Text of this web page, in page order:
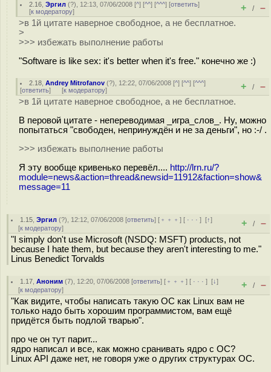
2.16 ,Эргил (?), 12:13, 07/06/2008 [^] [^^] [^^^] [ответить]
[к модератору] + / –
>в 1й цитате наверное свободное, а не бесплатное.
>
>>> избежать выполнение работы
"Software is like sex: it's better when it's free." конечно же :)
2.18 ,Andrey Mitrofanov (?), 12:22, 07/06/2008 [^] [^^] [^^^]
[ответить] [к модератору] + / –
>в 1й цитате наверное свободное, а не бесплатное.
В перовой цитате - непереводимая _игра_слов_. Ну, можно
попытаться "свободен, непринуждён и не за деньги", но :-/ .
>>> избежать выполнение работы
Я эту вообще кривенько перевёл.... http://lrn.ru/?
module=news&action=thread&newsid=11912&faction=show&
message=11
1.15 ,Эргил (?), 12:12, 07/06/2008 [ответить] [ ﹢﹢﹢] [ · · ·][↑]
[к модератору] + / –
"I simply don't use Microsoft (NSDQ: MSFT) products, not
because I hate them, but because they aren't interesting to me."
Linus Benedict Torvalds
1.17 ,Аноним (7), 12:20, 07/06/2008 [ответить] [ ﹢﹢﹢] [ · · ·][↓]
[к модератору] + / –
"Как видите, чтобы написать такую ОС как Linux вам не
только надо быть хорошим программистом, вам ещё
придётся быть подлой тварью".
про че он тут парит...
ядро написал и все, как можно сранивать ядро с ОС?
Linux API даже нет, не говоря уже о других структурах ОС.